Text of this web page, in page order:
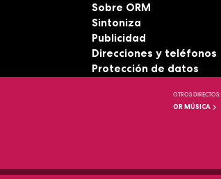
Sobre ORM
Sintoniza
Publicidad
Direcciones y teléfonos
Protección de datos
OTROS DIRECTOS:
OR MÚSICA